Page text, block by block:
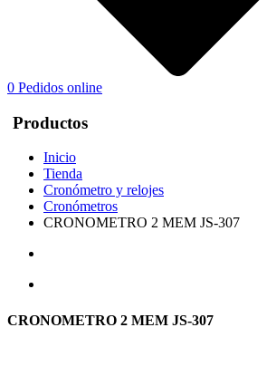
0 Pedidos online
Productos
Inicio
Tienda
Cronómetro y relojes
Cronómetros
CRONOMETRO 2 MEM JS-307
CRONOMETRO 2 MEM JS-307